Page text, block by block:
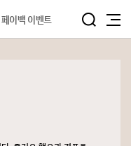
이백 이벤트